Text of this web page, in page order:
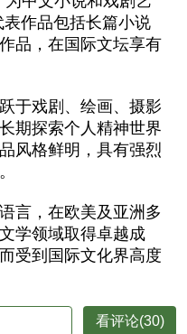
作品包括长篇小说
品，在国际文坛享有
于戏剧、绘画、摄影
期探索个人精神世界
风格鲜明，具有强烈
言，在欧美及亚洲多
学领域取得卓越成
受到国际文化界高度
看评论(30)